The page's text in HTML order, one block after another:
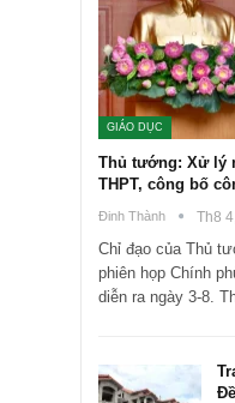
GIÁO DỤC
Thủ tướng: Xử lý
THPT, công bố
Đinh Thành Th8
Chỉ đạo của Thủ
phiên họp Chính
diễn ra ngày 3-8.